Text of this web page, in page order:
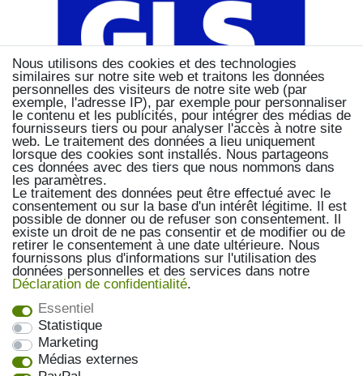
Nous utilisons des cookies et des technologies
similaires sur notre site web et traitons les données
personnelles des visiteurs de notre site web (par
exemple, l'adresse IP), par exemple pour personnaliser
le contenu et les publicités, pour intégrer des médias de
fournisseurs tiers ou pour analyser l'accès à notre site
web. Le traitement des données a lieu uniquement
lorsque des cookies sont installés. Nous partageons
ces données avec des tiers que nous nommons dans
les paramètres.
Le traitement des données peut être effectué avec le
consentement ou sur la base d'un intérêt légitime. Il est
possible de donner ou de refuser son consentement. Il
existe un droit de ne pas consentir et de modifier ou de
retirer le consentement à une date ultérieure. Nous
fournissons plus d'informations sur l'utilisation des
données personnelles et des services dans notre
Déclaration de confidentialité.
Essentiel
Statistique
Marketing
Médias externes